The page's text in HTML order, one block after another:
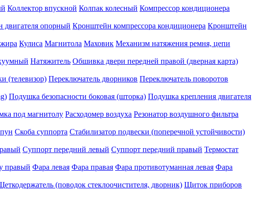
Коллектор впускной Колпак колесный Компрессор кондиционера
двигателя опорный Кронштейн компрессора кондиционера Кронштейн
Кулиса Магнитола Маховик Механизм натяжения ремня, цепи
Натяжитель Обшивка двери передней правой (дверная карта)
(телевизор) Переключатель дворников Переключатель поворотов
Подушка безопасности боковая (шторка) Подушка крепления двигателя
под магнитолу Расходомер воздуха Резонатор воздушного фильтра
Скоба суппорта Стабилизатор подвески (поперечной устойчивости)
Суппорт передний левый Суппорт передний правый Термостат
правый Фара левая Фара правая Фара противотуманная левая Фара
(поводок стеклоочистителя, дворник) Щиток приборов